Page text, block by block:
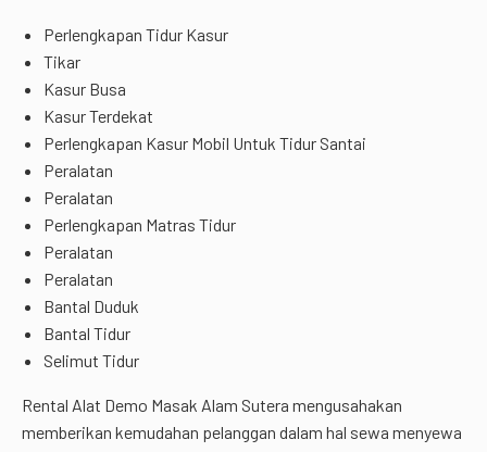
Perlengkapan Tidur Kasur
Tikar
Kasur Busa
Kasur Terdekat
Perlengkapan Kasur Mobil Untuk Tidur Santai
Peralatan
Peralatan
Perlengkapan Matras Tidur
Peralatan
Peralatan
Bantal Duduk
Bantal Tidur
Selimut Tidur
Rental Alat Demo Masak Alam Sutera mengusahakan
memberikan kemudahan pelanggan dalam hal sewa menyewa